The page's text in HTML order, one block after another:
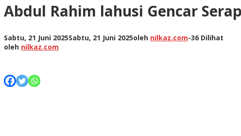
Abdul Rahim lahusi Gencar
Sabtu, 21 Juni 2025Sabtu, 21 Juni 2025oleh nilkaz.com-36 Dilihat
oleh nilkaz.com